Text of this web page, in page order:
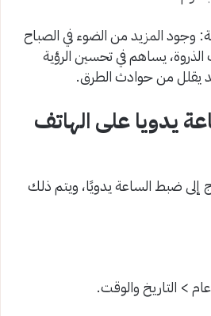
وجود المزيد من الضوء في الصباح
يساهم في تحسين الرؤية
يقلل من حوادث الطرق.
يدويا على الهاتف
إلى ضبط الساعة يدويًا، ويتم ذلك
> التاريخ والوقت.